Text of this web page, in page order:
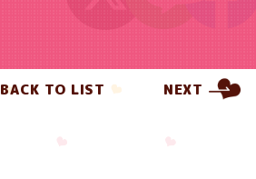
BACK TO LIST NEXT